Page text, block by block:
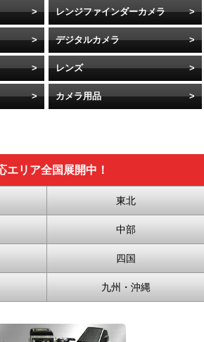
レンジファインダーカメラ
デジタルカメラ
レンズ
カメラ用品
エリア全国展開中！
東北
中部
四国
九州・沖縄